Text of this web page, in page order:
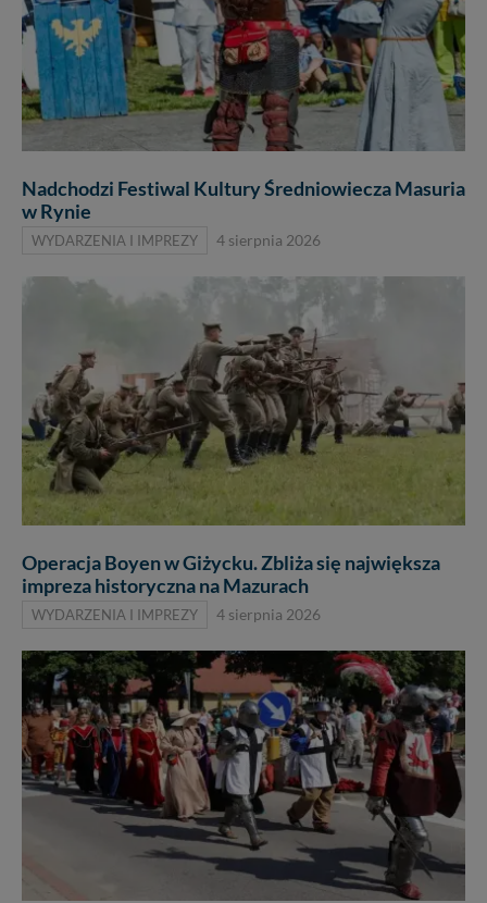
Nadchodzi Festiwal Kultury Średniowiecza Masuria
w Rynie
WYDARZENIA I IMPREZY 4 sierpnia 2026
Operacja Boyen w Giżycku. Zbliża się największa
impreza historyczna na Mazurach
WYDARZENIA I IMPREZY 4 sierpnia 2026